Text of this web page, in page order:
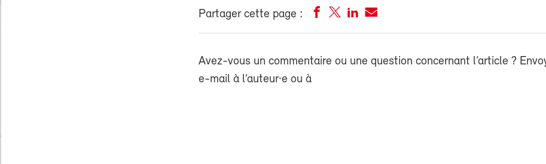
Partager cette page :
Avez-vous un commentaire ou une question concernant l’article ?
e-mail à l’auteur·e ou à